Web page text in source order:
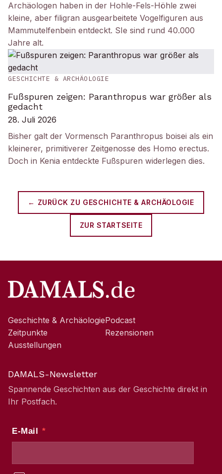
Archäologen haben in der Hohle-Fels-Höhle zwei
kleine, aber filigran ausgearbeitete Vogelfiguren aus
Mammutelfenbein entdeckt. SIe sind rund 40.000
Jahre alt.
GESCHICHTE & ARCHÄOLOGIE
Fußspuren zeigen: Paranthropus war größer als
gedacht
28. Juli 2026
Bisher galt der Vormensch Paranthropus boisei als ein
kleinerer, primitiverer Zeitgenosse des Homo erectus.
Doch in Kenia entdeckte Fußspuren widerlegen dies.
← ZURÜCK ZU GESCHICHTE & ARCHÄOLOGIE
ZUR STARTSEITE
Geschichte & Archäologie
Zeitpunkte
Ausstellungen
Podcast
Rezensionen
DAMALS-Newsletter
Spannende Geschichten aus der Geschichte direkt in
Ihr Postfach.